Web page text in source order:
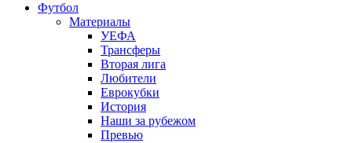
Футбол
Материалы
УЕФА
Трансферы
Вторая лига
Любители
Еврокубки
История
Наши за рубежом
Превью